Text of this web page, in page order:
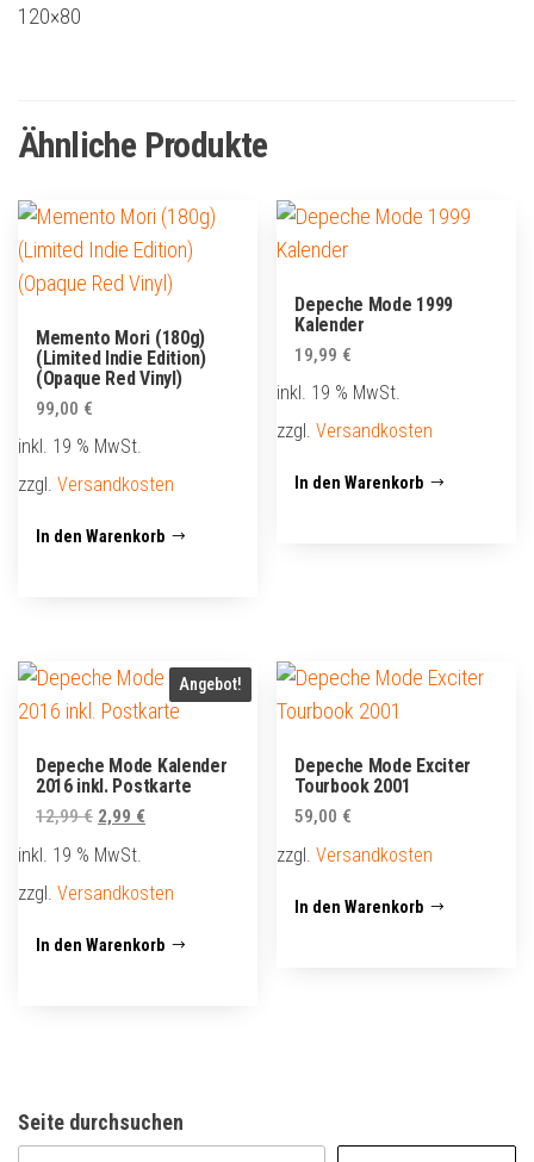
120×80
Ähnliche Produkte
Memento Mori (180g)
(Limited Indie Edition)
(Opaque Red Vinyl)
99,00 €
inkl. 19 % MwSt.
zzgl. Versandkosten
In den Warenkorb
Depeche Mode 1999
Kalender
19,99 €
inkl. 19 % MwSt.
zzgl.Versandkosten
In den Warenkorb
Angebot!
Depeche Mode Kalender
2016 inkl. Postkarte
12,99€ Ursprünglicher
Preis
12,99 €
2,99 €
2,99 €.
inkl. 19 % MwSt.
zzgl. Versandkosten
In den Warenkorb
Depeche Mode Exciter
Tourbook 2001
59,00 €
zzgl.Versandkosten
In den Warenkorb
Seite durchsuchen